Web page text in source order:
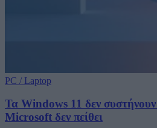
PC / Laptop
Τα Windows 11 δεν
Microsoft δεν πείθει